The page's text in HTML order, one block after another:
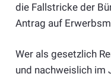
die Fallstricke der
Antrag auf
Wer als gesetzlich
und nachweislich im